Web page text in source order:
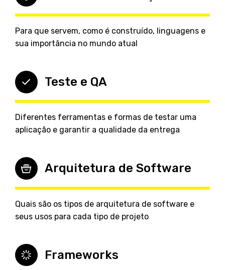
Para que servem, como é construído, linguagens e
sua importância no mundo atual
Teste e QA
Diferentes ferramentas e formas de testar uma
aplicação e garantir a qualidade da entrega
Arquitetura de Software
Quais são os tipos de arquitetura de software e
seus usos para cada tipo de projeto
Frameworks